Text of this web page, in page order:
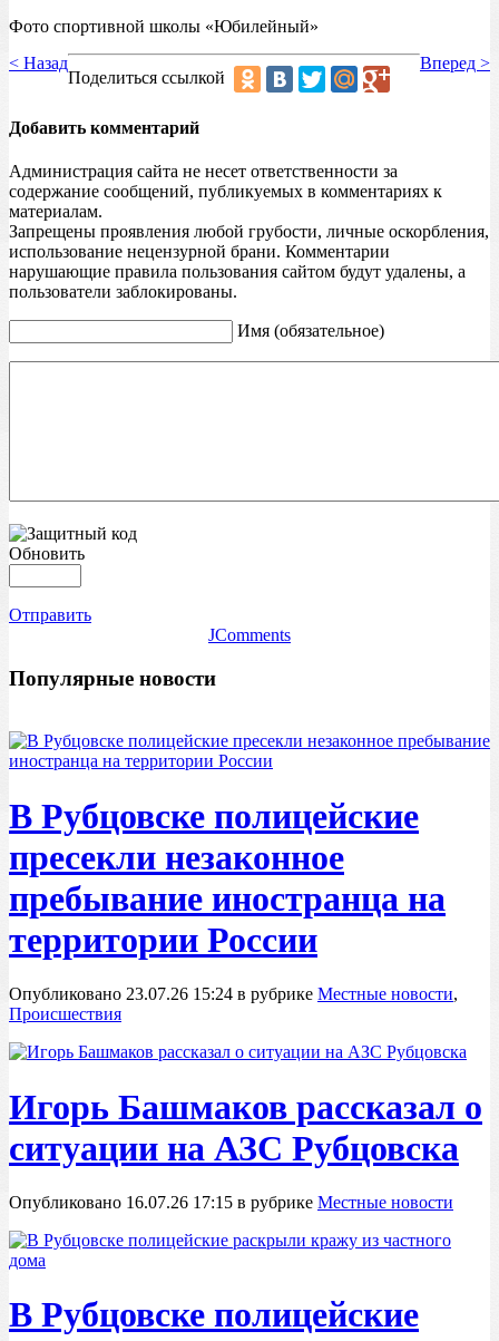
Фото спортивной школы «Юбилейный»
< Назад
Вперед >
Поделиться ссылкой
Добавить комментарий
Администрация сайта не несет ответственности за
содержание сообщений, публикуемых в комментариях к
материалам.
Запрещены проявления любой грубости, личные оскорбления,
использование нецензурной брани. Комментарии
нарушающие правила пользования сайтом будут удалены, а
пользователи заблокированы.
Имя (обязательное)
Обновить
Отправить
JComments
Популярные новости
В Рубцовске полицейские
пресекли незаконное
пребывание иностранца на
территории России
Опубликовано 23.07.26 15:24 в рубрике Местные новости,
Происшествия
Игорь Башмаков рассказал о
ситуации на АЗС Рубцовска
Опубликовано 16.07.26 17:15 в рубрике Местные новости
В Рубцовске полицейские